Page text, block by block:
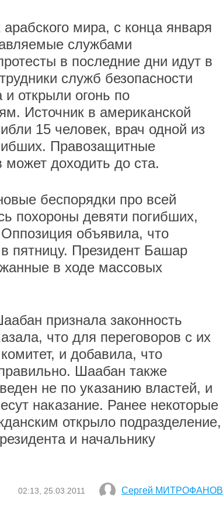
мира, с конца января
службами
в последние дни идут в
служб безопасности
открыли огонь по
Источник в американской
15 человек, врач одной из
Правозащитные
может доходить до ста.
беспорядки про всей
похороны девяти погибших,
объявила, что
пятницу. Президент Башар
в ходе массовых
признала законность
что для переговоров с их
и добавила, что
Шаабан также
не по указанию властей, и
наказание. Ранее некоторые
открыло подразделение,
и начальнику
02:13, 25.03.2011 Сергей МИТРОФАНОВ